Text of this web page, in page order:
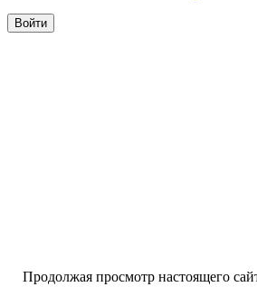
Продолжая просмотр настоящего